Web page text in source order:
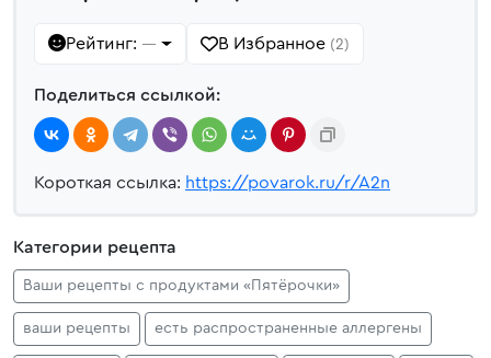
Рейтинг: — В Избранное (2)
Поделиться ссылкой:
Короткая ссылка: https://povarok.ru/r/A2n
Категории рецепта
Ваши рецепты с продуктами «Пятёрочки»
ваши рецепты есть распространенные аллергены